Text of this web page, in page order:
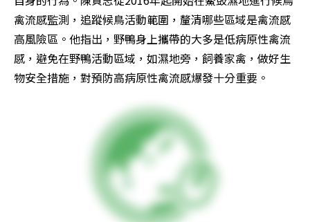
禽流感監測，追蹤候鳥活動範圍，釐清哪些區域是禽流感
高風險區。他指出，野鴨身上攜帶的大多是低病原性禽流
感，避免在野鴨活動區域，如濕地旁，飼養家禽，做好生
物安全措施，對預防高病原性禽流感爆發十分重要。